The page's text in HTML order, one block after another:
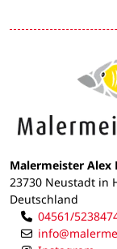
Malermeister Alex
23730 Neustadt in
Deutschland
04561/